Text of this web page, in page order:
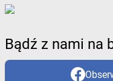
Bądź z nami na